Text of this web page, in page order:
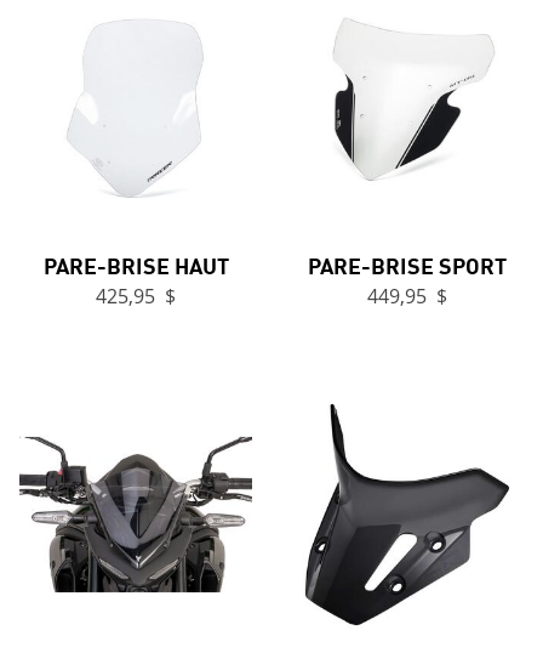
PARE-BRISE HAUT
425,95 $
PARE-BRISE SPORT
449,95 $